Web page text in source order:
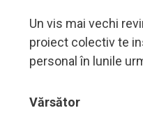
Un vis mai vechi
proiect colectiv te
personal în lunile
Vărsător